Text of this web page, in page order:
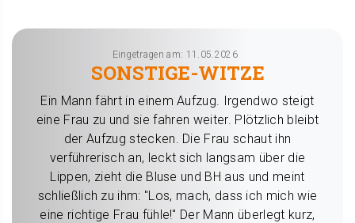
Eingetragen am: 11.05.2026
SONSTIGE-WITZE
Ein Mann fährt in einem Aufzug. Irgendwo steigt
eine Frau zu und sie fahren weiter. Plötzlich bleibt
der Aufzug stecken. Die Frau schaut ihn
verführerisch an, leckt sich langsam über die
Lippen, zieht die Bluse und BH aus und meint
schließlich zu ihm: "Los, mach, dass ich mich wie
eine richtige Frau fühle!" Der Mann überlegt kurz,